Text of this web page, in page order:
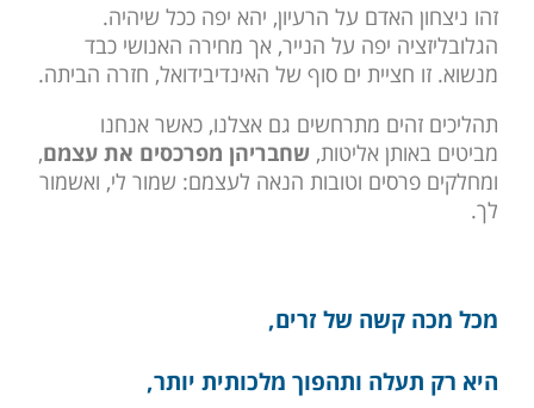
זהו ניצחון האדם על הרעיון, יהא יפה ככל שיהיה.
הגלובליזציה יפה על הנייר, אך מחירה האנושי כבד
מנשוא. זו חציית ים סוף של האינדיבידואל, חזרה הביתה.
תהליכים זהים מתרחשים גם אצלנו, כאשר אנחנו
מביטים באותן אליטות, שחבריהן מפרכסים את עצמם,
ומחלקים פרסים וטובות הנאה לעצמם: שמור לי, ואשמור
לך.
מכל מכה קשה של זרים,
היא רק תעלה ותהפוך מלכותית יותר,